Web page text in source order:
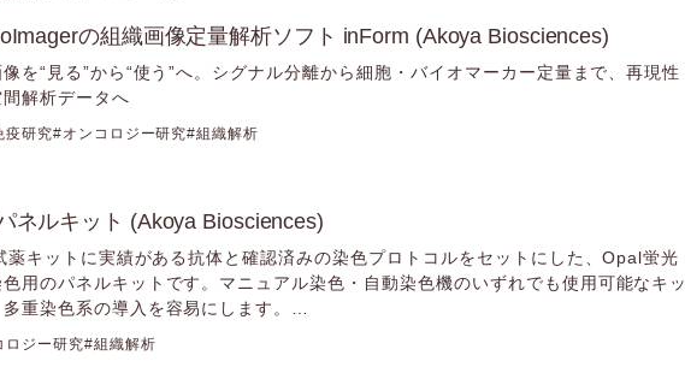
の組織画像定量解析ソフト inForm (Akoya Biosciences)
を“見る”から“使う”へ。シグナル分離から細胞・バイオマーカー定量まで、再現性
解析データへ
疫研究 オンコロジー研究 組織解析
ネルキット (Akoya Biosciences)
薬キットに実績がある抗体と確認済みの染色プロトコルをセットにした、Opal蛍光
色用のパネルキットです。マニュアル染色・自動染色機のいずれでも使用可能なキッ
多重染色系の導入を容易にします。
本を用いた臨床研究に適したキットです。
ロジー研究 組織解析